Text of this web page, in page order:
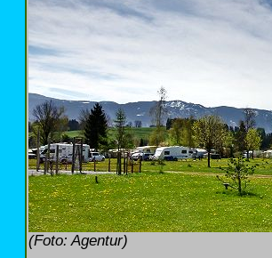
(Foto: Agentur)